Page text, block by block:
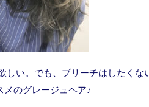
しい。でも、ブリーチはしたくな
メのグレージュヘア♪